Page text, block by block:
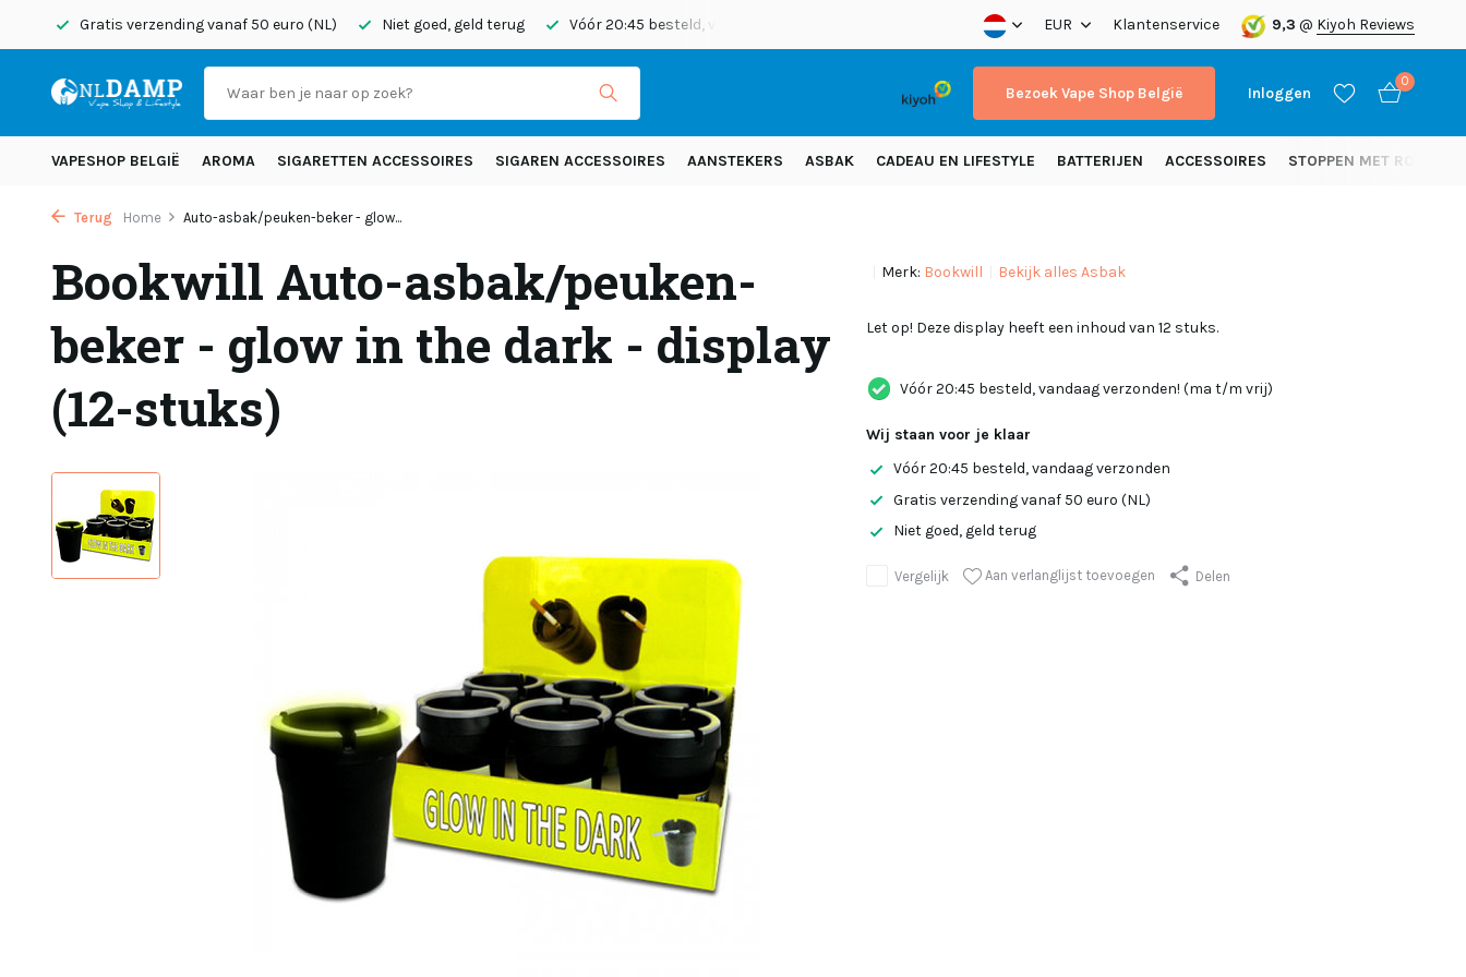
Gratis verzending vanaf 50 euro (NL) Niet goed, geld terug Vóór 20:45 besteld, vandaag verzonden Gratis verzending vanaf 50 euro (NL)
EUR Klantenservice 9,3 @ Kiyoh Reviews
Bezoek Vape Shop België Inloggen
0
VAPESHOP BELGIË AROMA SIGARETTEN ACCESSOIRES SIGAREN ACCESSOIRES AANSTEKERS ASBAK CADEAU EN LIFESTYLE BATTERIJEN ACCESSOIRES STOPPEN MET ROKEN
Terug Home Auto-asbak/peuken-beker - glow...
Bookwill Auto-asbak/peuken-
beker - glow in the dark - display
(12-stuks)
Merk: Bookwill Bekijk alles Asbak
Let op! Deze display heeft een inhoud van 12 stuks.
Vóór 20:45 besteld, vandaag verzonden! (ma t/m vrij)
Wij staan voor je klaar
Vóór 20:45 besteld, vandaag verzonden
Gratis verzending vanaf 50 euro (NL)
Niet goed, geld terug
Vergelijk Aan verlanglijst toevoegen Delen